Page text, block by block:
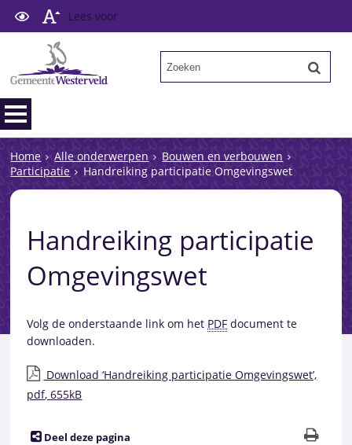
Lees voor
Home Alle onderwerpen
Bouwen en verbouwen
Participatie
Handreiking participatie Omgevingswet
Handreiking participatie
Omgevingswet
Volg de onderstaande link om het PDF document te
downloaden.
Download ‘Handreiking participatie Omgevingswet’,
pdf, 655kB
Deel deze pagina